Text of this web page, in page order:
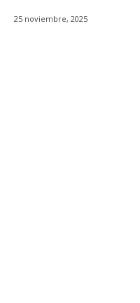
25 noviembre, 2025